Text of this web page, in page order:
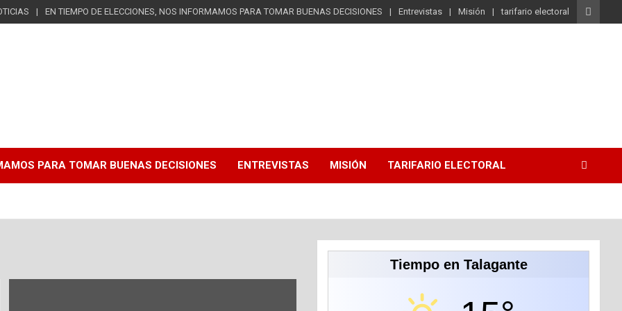
EN TIEMPO DE ELECCIONES, NOS INFORMAMOS PARA TOMAR BUENAS DECISIONES Entrevistas Misión tarifario electoral
PARA TOMAR BUENAS DECISIONES ENTREVISTAS MISIÓN TARIFARIO ELECTORAL
Tiempo en Talagante